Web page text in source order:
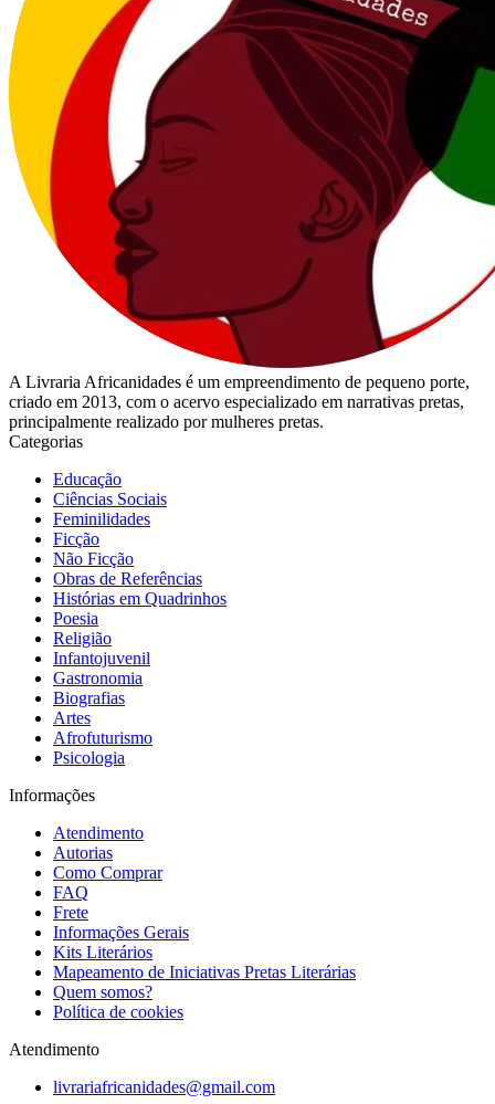
A Livraria Africanidades é um empreendimento de pequeno porte,
criado em 2013, com o acervo especializado em narrativas pretas,
principalmente realizado por mulheres pretas.
Categorias
Educação
Ciências Sociais
Feminilidades
Ficção
Não Ficção
Obras de Referências
Histórias em Quadrinhos
Poesia
Religião
Infantojuvenil
Gastronomia
Biografias
Artes
Afrofuturismo
Psicologia
Informações
Atendimento
Autorias
Como Comprar
FAQ
Frete
Informações Gerais
Kits Literários
Mapeamento de Iniciativas Pretas Literárias
Quem somos?
Política de cookies
Atendimento
livrariafricanidades@gmail.com